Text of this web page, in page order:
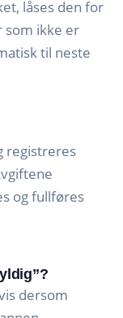
låses den for
ikke er
til neste
registreres
og fullføres
dersom